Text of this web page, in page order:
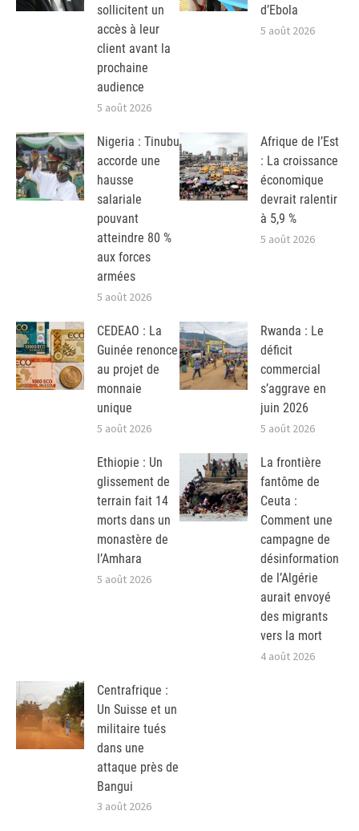
sollicitent un
accès à leur
client avant la
prochaine
audience
5 août 2026
d’Ebola
5 août 2026
Nigeria : Tinubu
accorde une
hausse
salariale
pouvant
atteindre 80 %
aux forces
armées
5 août 2026
Afrique de l’Est
: La croissance
économique
devrait ralentir
à 5,9 %
5 août 2026
CEDEAO : La
Guinée renonce
au projet de
monnaie
unique
5 août 2026
Rwanda : Le
déficit
commercial
s’aggrave en
juin 2026
5 août 2026
Ethiopie : Un
glissement de
terrain fait 14
morts dans un
monastère de
l’Amhara
5 août 2026
La frontière
fantôme de
Ceuta :
Comment une
campagne de
désinformation
de l’Algérie
aurait envoyé
des migrants
vers la mort
4 août 2026
Centrafrique :
Un Suisse et un
militaire tués
dans une
attaque près de
Bangui
3 août 2026